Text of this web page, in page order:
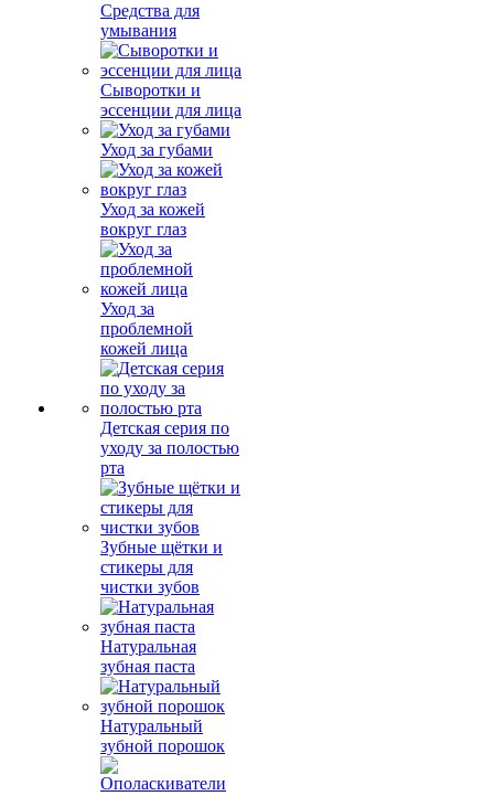
Средства для
умывания
Сыворотки и
эссенции для лица
Уход за губами
Уход за кожей
вокруг глаз
Уход за
проблемной
кожей лица
Детская серия по
уходу за полостью
рта
Зубные щётки и
стикеры для
чистки зубов
Натуральная
зубная паста
Натуральный
зубной порошок